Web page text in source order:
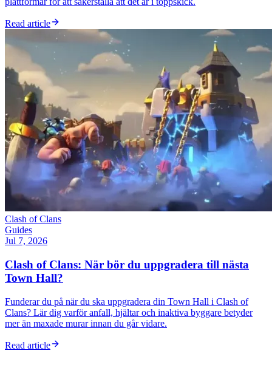
Read article
Clash of Clans
Guides
Jul 7, 2026
Clash of Clans: När bör du uppgradera till nästa
Town Hall?
Funderar du på när du ska uppgradera din Town Hall i Clash of
Clans? Lär dig varför anfall, hjältar och inaktiva byggare betyder
mer än maxade murar innan du går vidare.
Read article